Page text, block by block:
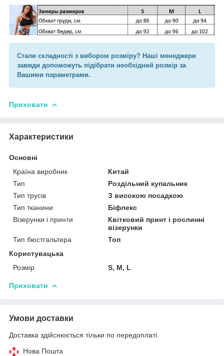
Стали складності з вибором розміру? Наші менеджери
завжди допоможуть підібрати необхідний розмір за
Вашими параметрами.
Приховати
Характеристики
Основні
Країна виробник
Китай
Тип
Роздільний купальник
Тип трусів
З високою посадкою
Тип тканини
Біфлекс
Візерунки і принти
Квітковий принт і рослинні
візерунки
Тип бюстгальтера
Топ
Користувацька
Розмір
S, M, L
Приховати
Умови доставки
Доставка здійснюється тільки по передоплаті.
Нова Пошта